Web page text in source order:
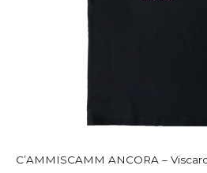
C’AMMISCAMM ANCORA –